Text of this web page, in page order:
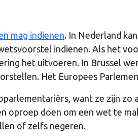
mag indienen. In Nederland
indienen. Als het
het uitvoeren. In Brussel
Het Europees
want ze zijn zo
oproep doen om een wet te
of zelfs negeren.